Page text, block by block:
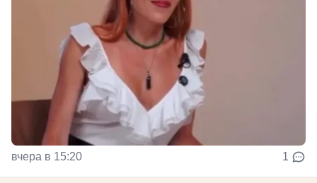
вчера в 15:20 1